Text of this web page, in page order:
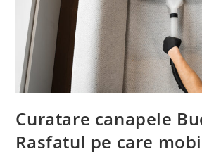
Curatare canapele
Rasfatul pe care